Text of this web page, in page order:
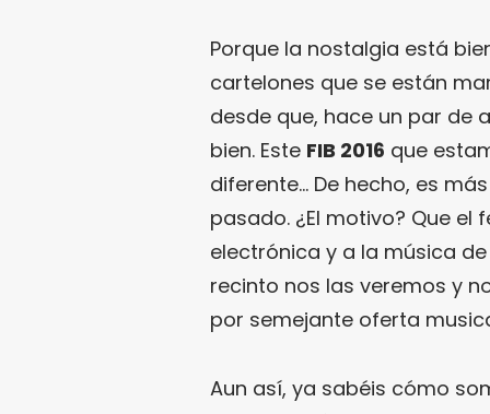
Porque la nostalgia está
cartelones que se están
desde que, hace un par de
bien. Este FIB 2016 que
diferente… De hecho, es
pasado. ¿El motivo? Que
electrónica y a la música
recinto nos las veremos y
por semejante oferta
Aun así, ya sabéis cómo